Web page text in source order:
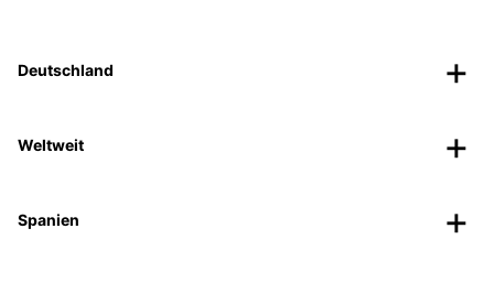
Deutschland
Weltweit
Spanien